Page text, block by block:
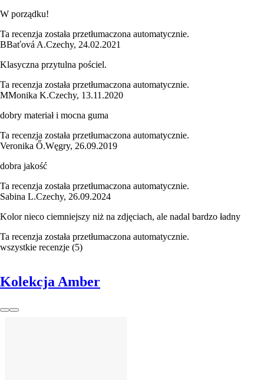
W porządku!
Ta recenzja została przetłumaczona automatycznie.
BBaťová A.Czechy, 24.02.2021
Klasyczna przytulna pościel.
Ta recenzja została przetłumaczona automatycznie.
MMonika K.Czechy, 13.11.2020
dobry materiał i mocna guma
Ta recenzja została przetłumaczona automatycznie.
Veronika Ő.Węgry, 26.09.2019
dobra jakość
Ta recenzja została przetłumaczona automatycznie.
Sabina L.Czechy, 26.09.2024
Kolor nieco ciemniejszy niż na zdjęciach, ale nadal bardzo ładny
Ta recenzja została przetłumaczona automatycznie.
wszystkie recenzje (5)
Kolekcja Amber